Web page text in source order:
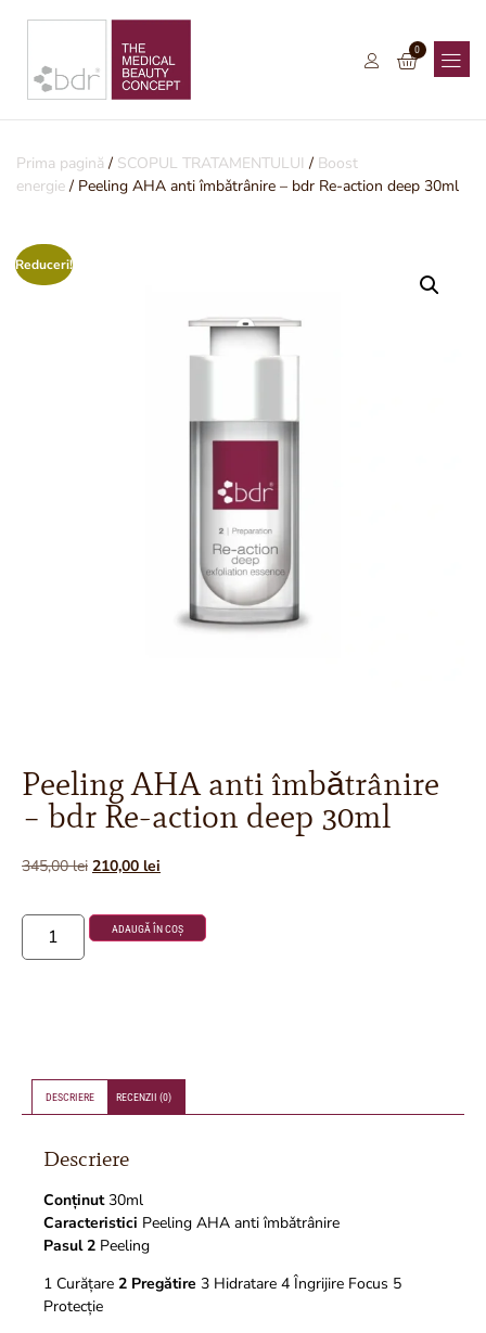
0
Prima pagină / SCOPUL TRATAMENTULUI / Boost
energie / Peeling AHA anti îmbǎtrânire – bdr Re-action deep 30ml
Reduceri!
Peeling AHA anti îmbǎtrânire
– bdr Re-action deep 30ml
345,00lei 210,00 lei
ADAUGĂ ÎN COȘ
DESCRIERE RECENZII (0)
Descriere
Conținut30ml
Caracteristici Peeling AHA anti îmbǎtrânire
Pasul 2 Peeling
1 Curățare 2 Pregătire 3 Hidratare 4 Îngrijire Focus 5
Protecție